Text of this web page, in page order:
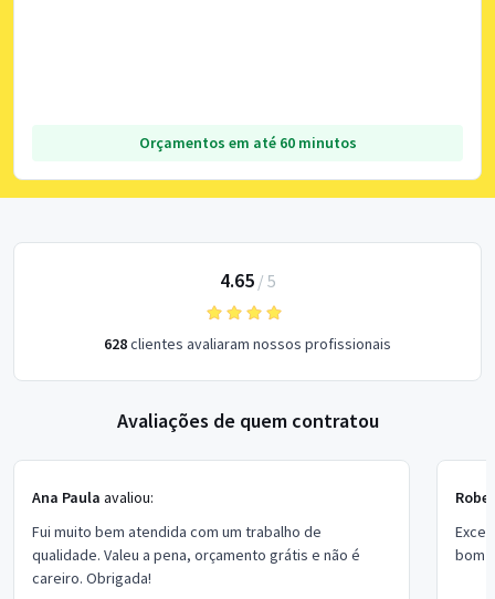
Orçamentos em até 60 minutos
4.65/ 5
628clientes avaliaram nossos profissionais
Avaliações de quem contratou
Ana Paula avaliou:
Fui muito bem atendida com um trabalho de
qualidade. Valeu a pena, orçamento grátis e não é
careiro. Obrigada!
bom